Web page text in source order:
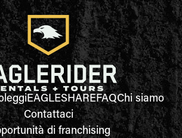
EAGLESHAREFAQChi siamo
Contattaci
di franchising